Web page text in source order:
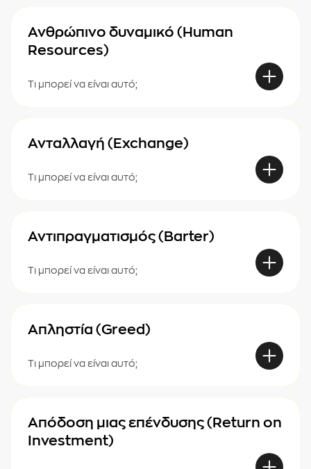
Ανθρώπινο δυναμικό (Human
Resources)
Τι μπορεί να είναι αυτό;
Ανταλλαγή (Exchange)
Τι μπορεί να είναι αυτό;
Αντιπραγματισμός (Barter)
Τι μπορεί να είναι αυτό;
Απληστία (Greed)
Τι μπορεί να είναι αυτό;
Απόδοση μιας επένδυσης (Return on
Investment)